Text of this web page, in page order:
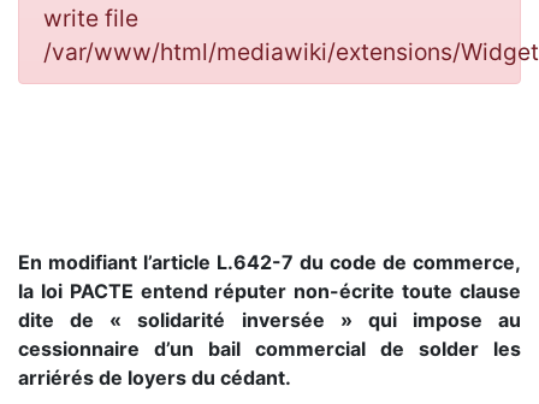
write file
/var/www/html/mediawiki/extensions/
En modifiant l’article L.642-7 du code de commerce,
la loi PACTE entend réputer non-écrite toute clause
dite de « solidarité inversée » qui impose au
cessionnaire d’un bail commercial de solder les
arriérés de loyers du cédant.